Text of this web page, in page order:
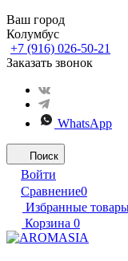
Ваш город
Колумбус
+7 (916) 026-50-21
Заказать звонок
WhatsApp
Поиск
Войти
Сравнение0
Избранные
Корзина 0